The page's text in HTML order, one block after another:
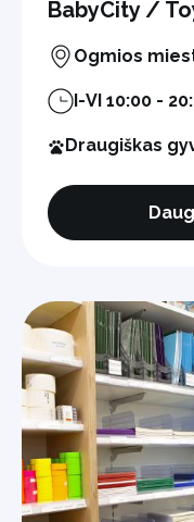
BabyCity /
Ogmios
I-VI 10:00 -
Draugiškas